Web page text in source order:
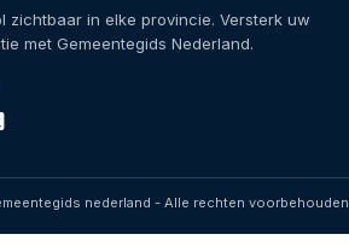
zichtbaar in elke provincie. Versterk uw
met Gemeentegids Nederland.
nederland - Alle rechten voorbehouden